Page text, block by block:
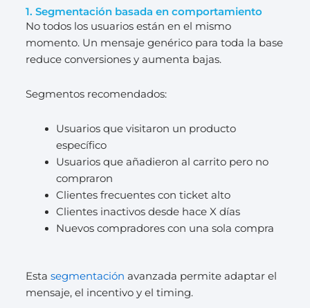
1. Segmentación basada en comportamiento
No todos los usuarios están en el mismo
momento. Un mensaje genérico para toda la base
reduce conversiones y aumenta bajas.
Segmentos recomendados:
Usuarios que visitaron un producto
específico
Usuarios que añadieron al carrito pero no
compraron
Clientes frecuentes con ticket alto
Clientes inactivos desde hace X días
Nuevos compradores con una sola compra
Esta segmentación avanzada permite adaptar el
mensaje, el incentivo y el timing.